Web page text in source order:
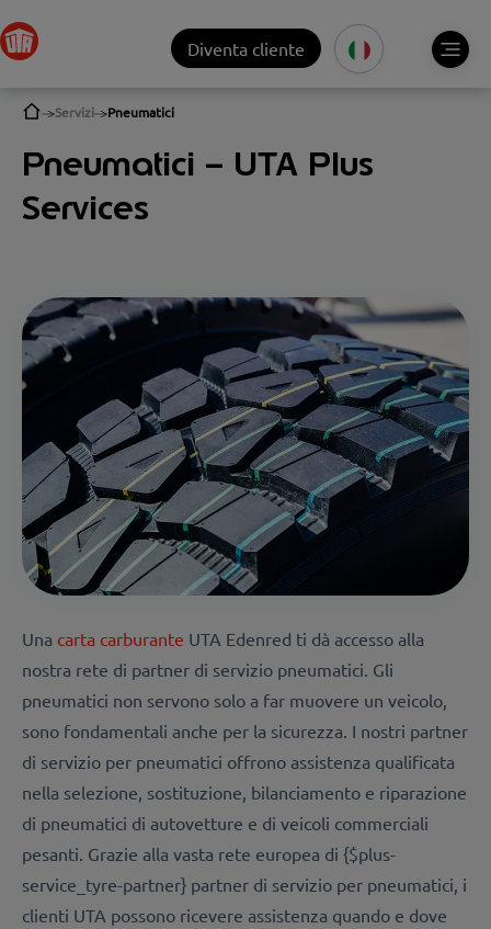
Diventa cliente
Servizi Pneumatici
Pneumatici – UTA Plus
Services
Una carta carburante UTA Edenred ti dà accesso alla
nostra rete di partner di servizio pneumatici. Gli
pneumatici non servono solo a far muovere un veicolo,
sono fondamentali anche per la sicurezza. I nostri partner
di servizio per pneumatici offrono assistenza qualificata
nella selezione, sostituzione, bilanciamento e riparazione
di pneumatici di autovetture e di veicoli commerciali
pesanti. Grazie alla vasta rete europea di {$plus-
service_tyre-partner} partner di servizio per pneumatici, i
clienti UTA possono ricevere assistenza quando e dove